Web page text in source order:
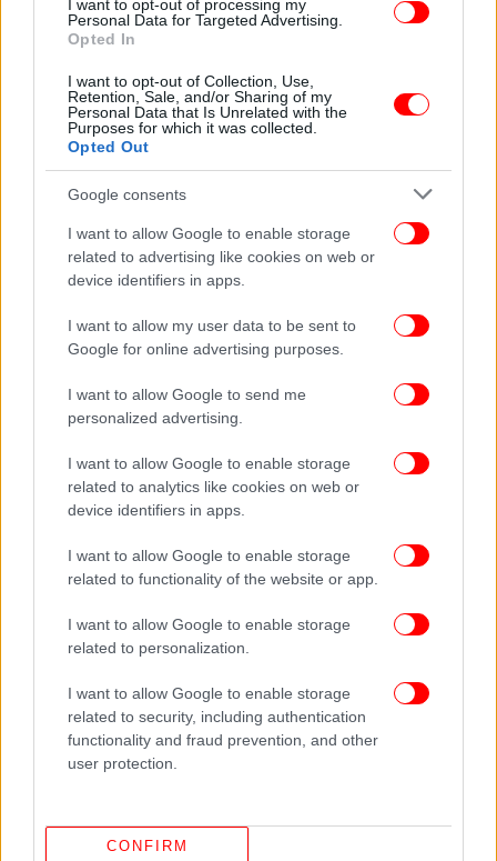
I want to opt-out of processing my
Personal Data for Targeted Advertising.
Opted In
I want to opt-out of Collection, Use,
Retention, Sale, and/or Sharing of my
Personal Data that Is Unrelated with the
Purposes for which it was collected.
Opted Out
Google consents
I want to allow Google to enable storage
related to advertising like cookies on web or
device identifiers in apps.
I want to allow my user data to be sent to
Google for online advertising purposes.
I want to allow Google to send me
personalized advertising.
I want to allow Google to enable storage
related to analytics like cookies on web or
device identifiers in apps.
I want to allow Google to enable storage
related to functionality of the website or app.
I want to allow Google to enable storage
related to personalization.
I want to allow Google to enable storage
related to security, including authentication
functionality and fraud prevention, and other
user protection.
CONFIRM
Λόρεν Σάντζες: «Θα έκανα παιδί με τον Τζεφ
Μπέζος, αύριο κιόλας» -Τι απαντά στις φήμες
για φλερτ με τον Ντι Κάπριο
17/03/2026 13:10
Λόρεν Σάντσεζ και Κρις Τζένερ ήταν σαν
δίδυμες στο πάρτι των Όσκαρ -Είχαν ίδιο
πρόσωπο, λένε στα social